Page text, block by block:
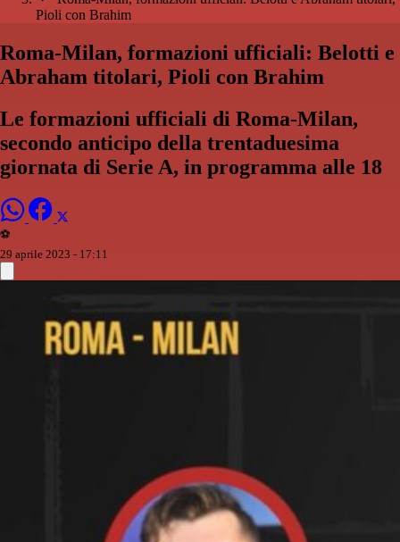
Pioli con Brahim
Roma-Milan, formazioni ufficiali: Belotti e
Abraham titolari, Pioli con Brahim
Le formazioni ufficiali di Roma-Milan,
secondo anticipo della trentaduesima
giornata di Serie A, in programma alle 18
⚽️
29 aprile 2023 - 17:11